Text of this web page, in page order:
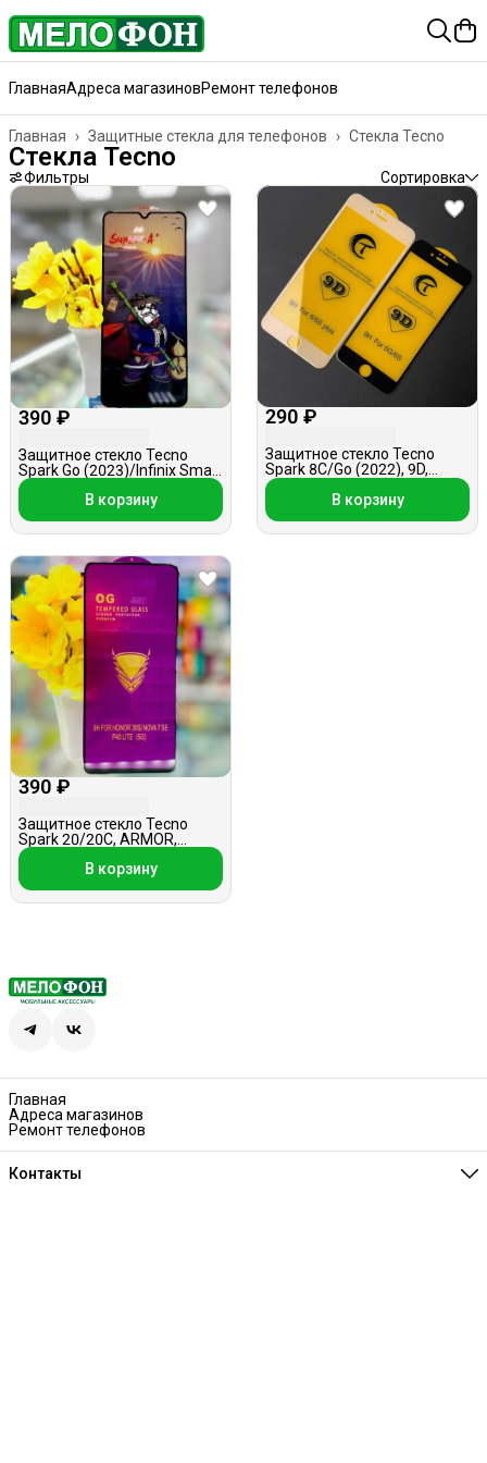
ГлавнаяАдреса магазиновРемонт телефонов
Стекла Tecno
Защитные стекла для телефонов ›
Главная ›
Стекла Tecno
Фильтры Сортировка
390 ₽
Защитное стекло Tecno
Spark Go (2023)/Infinix Smart
7, 5D, черное
В корзину
290 ₽
Защитное стекло Tecno
Spark 8C/Go (2022), 9D,
черное
В корзину
390 ₽
Защитное стекло Tecno
Spark 20/20C, ARMOR,
черное
В корзину
Главная
Адреса магазинов
Ремонт телефонов
Контакты